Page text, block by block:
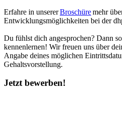
Erfahre in unsererBroschüremehr
Entwicklungsmöglichkeiten bei der
Du fühlst dich angesprochen? Dann
kennenlernen! Wir freuen uns über
Angabe deines möglichen
Gehaltsvorstellung.
Jetzt bewerben!